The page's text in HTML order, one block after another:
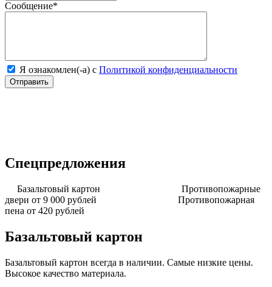
Сообщение*
Я ознакомлен(-а) с Политикой конфиденциальности
Спецпредложения
Базальтовый картон
Противопожарные
двери от 9 000 рублей
Противопожарная
пена от 420 рублей
Базальтовый картон
Базальтовый картон всегда в наличии. Самые низкие цены.
Высокое качество материала.